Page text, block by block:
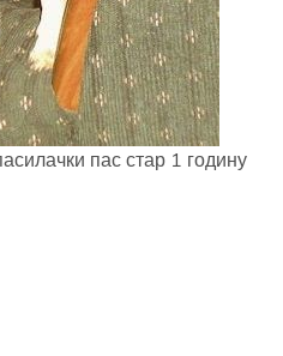
пас стар 1 годину